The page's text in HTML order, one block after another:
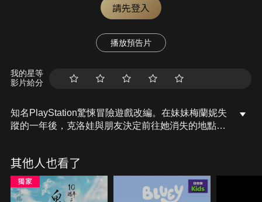
請先登入
播放預告片
我的星等
影片給分
知名PlayStation驚悚冒險遊戲改編。在妹妹梅蘭妮失
蹤的一年後，克洛娃與朋友決定前往她消失的地點，
害他們，但是醒來後卻發現他們又回到死前的時間
點。被困在村莊裡的他們，不斷被謀殺的慘劇持續上
演，唯一不同的是，他們的死法越來越悽慘。在絕望
其他人也看了